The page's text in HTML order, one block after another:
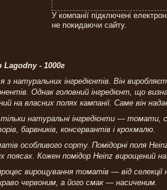
У компанії підключені
не покидаючи сайту.
- 1000г
натуральних інгредієнтів. Він
Однак головний інгредієнт, що
на власних полях кампанії. Саме він
натуральні інгредієнти — томати,
барвників, консервантів і крохмалю.
особливого сорту. Помідорні поля
Кожен помідор Heinz вирощений на
вирощування томатів — від
червоним, а його смак — насиченим.